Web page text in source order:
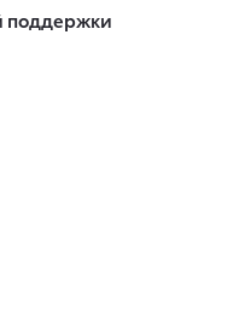
поддержки